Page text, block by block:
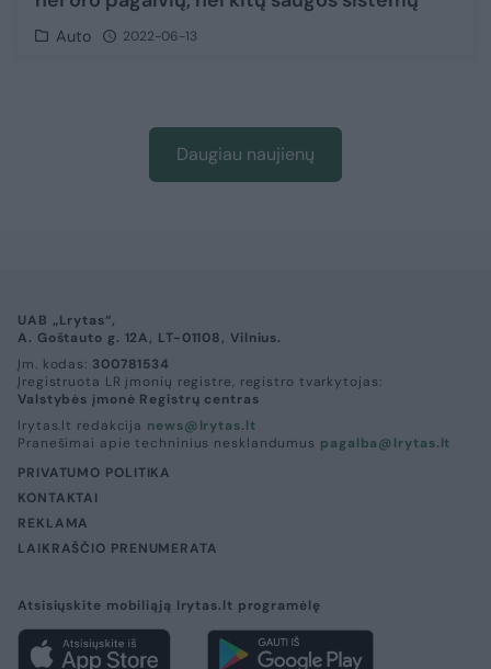
Auto 2022-06-13
Daugiau naujienų
UAB „Lrytas“,
A. Goštauto g. 12A, LT-01108, Vilnius.
Įm. kodas: 300781534
Įregistruota LR įmonių registre, registro tvarkytojas:
Valstybės įmonė Registrų centras
lrytas.lt redakcija news@lrytas.lt
Pranešimai apie techninius nesklandumus pagalba@lrytas.lt
PRIVATUMO POLITIKA
KONTAKTAI
REKLAMA
LAIKRAŠČIO PRENUMERATA
Atsisiųskite mobiliąją lrytas.lt programėlę